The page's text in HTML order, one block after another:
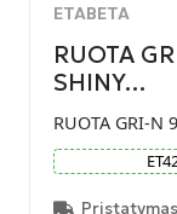
ETABETA
RUOTA
SHINY…
RUOTA GRI-N
ET